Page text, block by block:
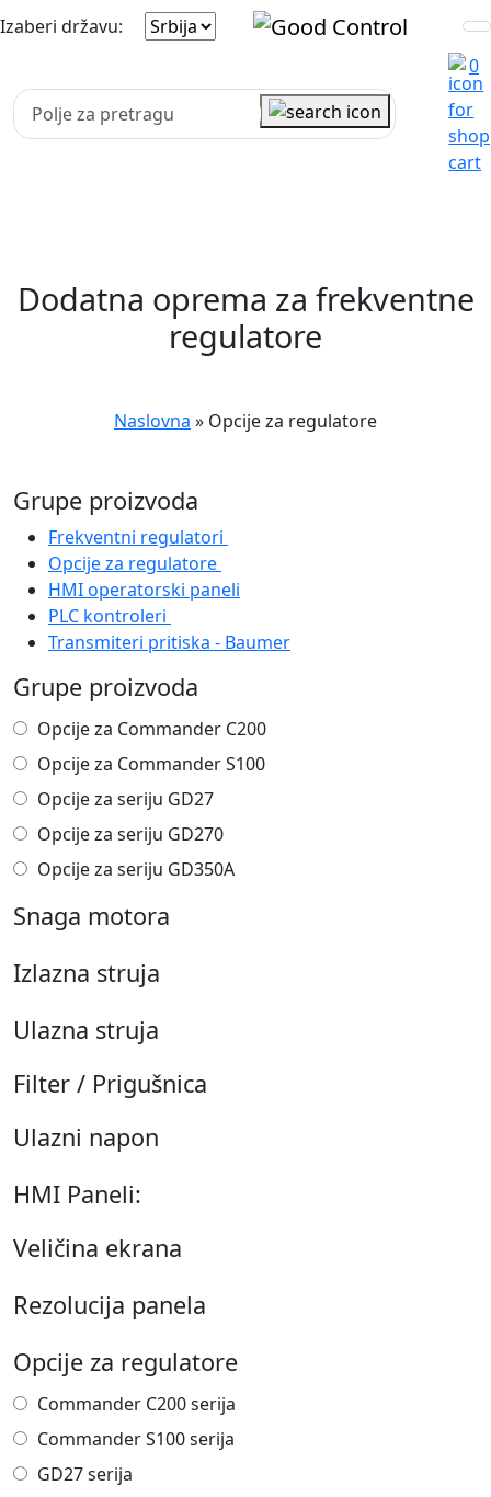
Izaberi državu:
0
Dodatna oprema za frekventne
regulatore
Naslovna » Opcije za regulatore
Grupe proizvoda
Frekventni regulatori
Opcije za regulatore
HMI operatorski paneli
PLC kontroleri
Transmiteri pritiska - Baumer
Grupe proizvoda
Opcije za Commander C200
Opcije za Commander S100
Opcije za seriju GD27
Opcije za seriju GD270
Opcije za seriju GD350A
Snaga motora
Izlazna struja
Ulazna struja
Filter / Prigušnica
Ulazni napon
HMI Paneli:
Veličina ekrana
Rezolucija panela
Opcije za regulatore
Commander C200 serija
Commander S100 serija
GD27 serija